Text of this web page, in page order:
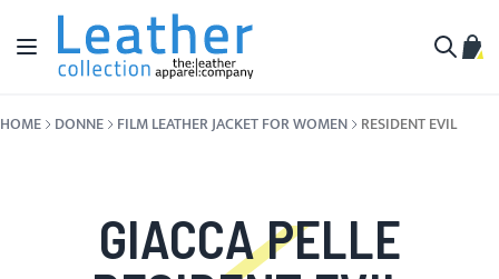
Salta al contenuto
Toggle Nav
HOME DONNE FILM LEATHER JACKET FOR WOMEN RESIDENT EVIL
GIACCA PELLE